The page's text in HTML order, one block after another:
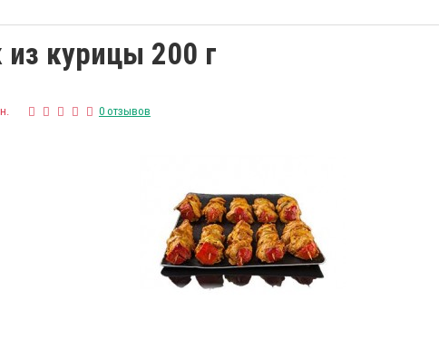
курицы 200 г
0 отзывов